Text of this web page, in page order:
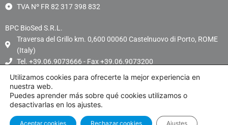
TVA Nº FR 82 317 398 832
BPC BioSed S.R.L.
Traversa del Grillo km. 0,600 00060 Castelnuovo di Porto, ROME
(Italy)
Tel. +39.06.9073666 - Fax +39.06.9073200
P.Iva: 01854651005
Utilizamos cookies para ofrecerte la mejor experiencia en
nuestra web.
Puedes aprender más sobre qué cookies utilizamos o
desactivarlas en los ajustes.
Aceptar cookies Rechazar cookies Ajustes